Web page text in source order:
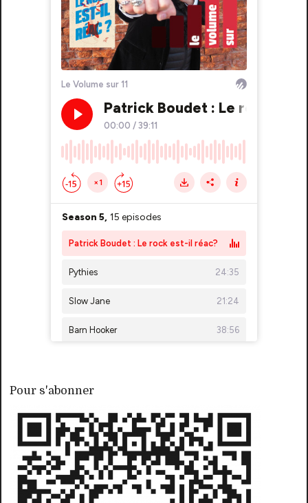
Pour s'abonner